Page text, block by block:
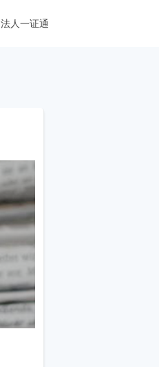
法人一证通